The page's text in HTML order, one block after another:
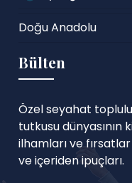
Doğu Anadolu
Bülten
Özel seyahat
tutkusu dünyasının
ilhamları ve
ve içeriden ipuçları.